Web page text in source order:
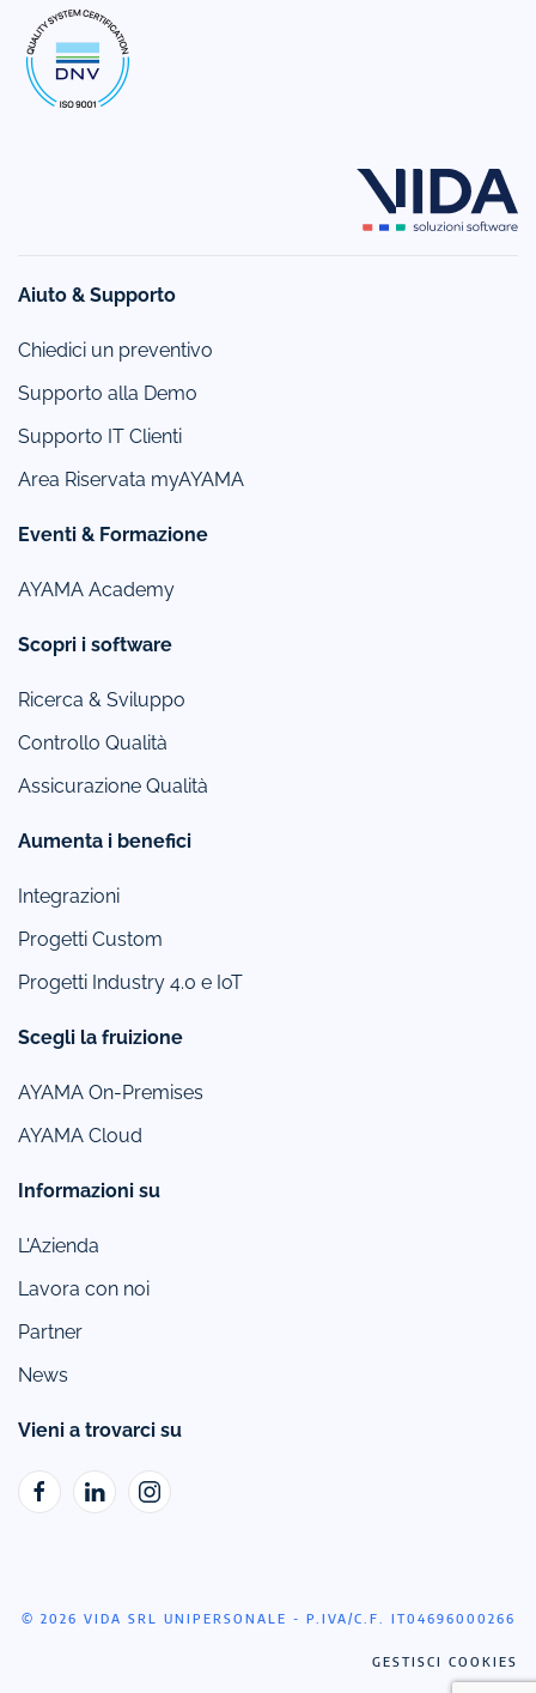
Aiuto & Supporto
Chiedici un preventivo
Supporto alla Demo
Supporto IT Clienti
Area Riservata myAYAMA
Eventi & Formazione
AYAMA Academy
Scopri i software
Ricerca & Sviluppo
Controllo Qualità
Assicurazione Qualità
Aumenta i benefici
Integrazioni
Progetti Custom
Progetti Industry 4.0 e IoT
Scegli la fruizione
AYAMA On-Premises
AYAMA Cloud
Informazioni su
L'Azienda
Lavora con noi
Partner
News
Vieni a trovarci su
© 2026 VIDA SRL UNIPERSONALE - P.IVA/C.F. IT04696000266
GESTISCI COOKIES